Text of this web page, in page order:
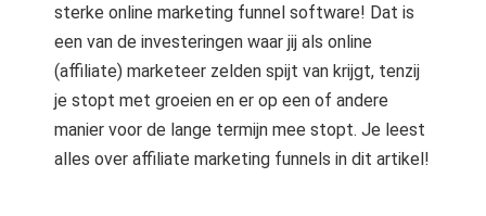
sterke online marketing funnel software! Dat is
een van de investeringen waar jij als online
(affiliate) marketeer zelden spijt van krijgt, tenzij
je stopt met groeien en er op een of andere
manier voor de lange termijn mee stopt. Je leest
alles over affiliate marketing funnels in dit artikel!